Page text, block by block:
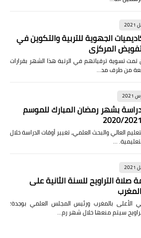
الجهوية للتربية والتكوين في
المركزي
تمت تسوية ترقياتهم في الرتبة هذا الشهر بقرارات
من طرف مد…
بشهر رمضان المبارك للموسم
العالي والبحث العلمي، تغيير أوقات الدراسة خلال
…
صلاة التراويح للسنة الثانية على
بالمغرب ورئيس المجلس العلمي بوجدة؛
سيتم منعها خلال شهر رم…